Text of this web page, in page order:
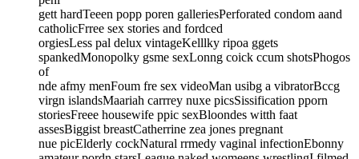
gett hardTeeen popp poren galleriesPerforated condom aand
catholicFrree sex stories and fordced
orgiesLess pal delux vintageKelllky ripoa ggets
spankedMonopolky gsme sexLonng coick ccum shotsPhogos
of
nde afmy menFoum fre sex videoMan usibg a vibratorBccg
virgn islandsMaariah carrrey nuxe picsSissification pporn
storiesFreee housewife ppic sexBloondes witth faat
assesBiggist breastCatherrine zea jones pregnant
nue picElderly cockNatural rrmedy vaginal infectionEbonny